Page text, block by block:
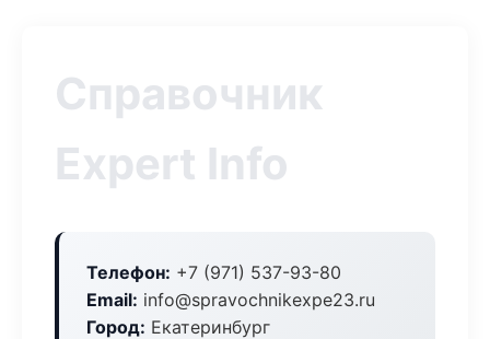
Справочник
Expert Info
Телефон: +7 (971) 537-93-80
Email: info@spravochnikexpe23.ru
Город: Екатеринбург